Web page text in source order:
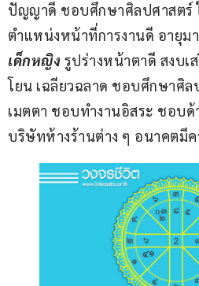
ปัญญาดี ชอบศึกษาศิลปศาสตร์
ตำแหน่งหน้าที่การงานดี อายุม
เด็กหญิง รูปร่างหน้าตาดี สงบ
โยน เฉลียวฉลาด ชอบศึกษาศิ
เมตตา ชอบทำงานอิสระ ชอบด้
บริษัทห้างร้านต่าง ๆ อนาคตมีค